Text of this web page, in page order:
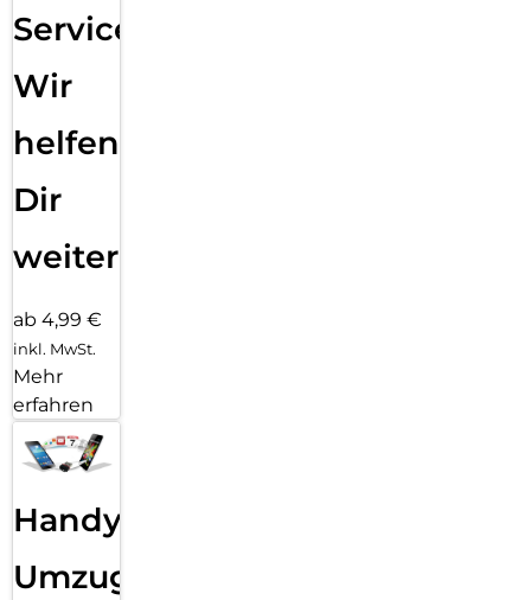
Service:
Wir
helfen
Dir
weiter
ab 4,99 €
inkl. MwSt.
Mehr
erfahren
Handy
Umzug